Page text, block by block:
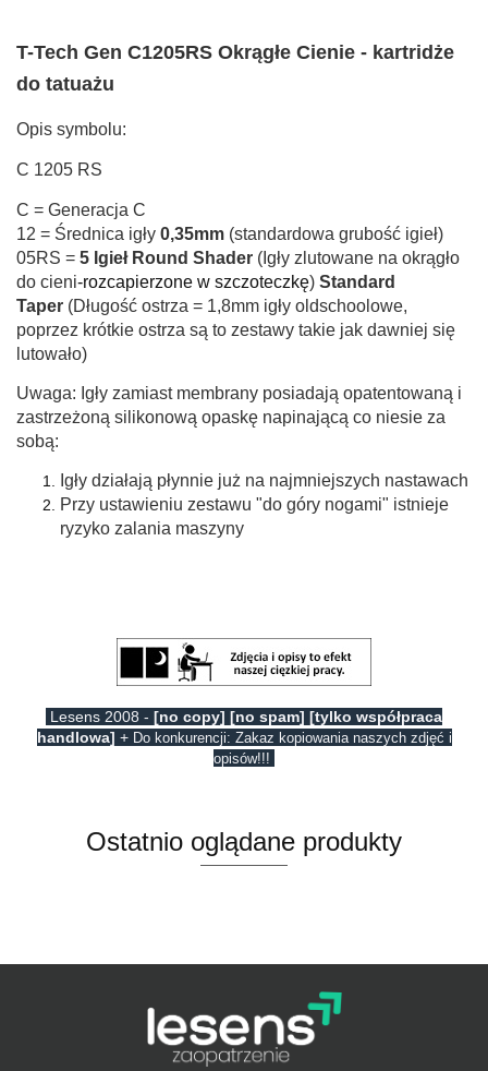
T-Tech Gen C1205RS Okrągłe Cienie - kartridże
do tatuażu
Opis symbolu:
C 1205 RS
C = Generacja C
12 = Średnica igły 0,35mm (standardowa grubość igieł)
05RS = 5 Igieł Round Shader (Igły zlutowane na okrągło
do cieni-rozcapierzone w szczoteczkę) Standard
Taper (Długość ostrza = 1,8mm igły oldschoolowe,
poprzez krótkie ostrza są to zestawy takie jak dawniej się
lutowało)
Uwaga: Igły zamiast membrany posiadają opatentowaną i
zastrzeżoną silikonową opaskę napinającą co niesie za
sobą:
Igły działają płynnie już na najmniejszych nastawach
Przy ustawieniu zestawu "do góry nogami" istnieje
ryzyko zalania maszyny
Lesens 2008 - [no copy] [no spam] [tylko współpraca
handlowa] + Do konkurencji: Zakaz kopiowania naszych zdjęć i
opisów!!!
Ostatnio oglądane produkty